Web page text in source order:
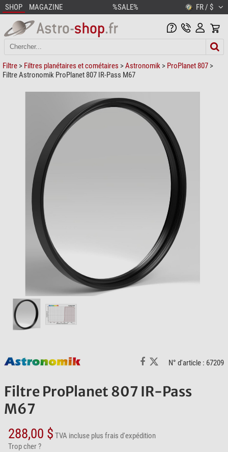
SHOP MAGAZINE %SALE% FR / $
Filtre > Filtres planétaires et cométaires >Astronomik > ProPlanet 807 >
Filtre Astronomik ProPlanet 807 IR-Pass M67
N° d'article : 67209
Filtre ProPlanet 807 IR-Pass
M67
288,00 $ TVA incluse plus frais d'expédition
Trop cher ?